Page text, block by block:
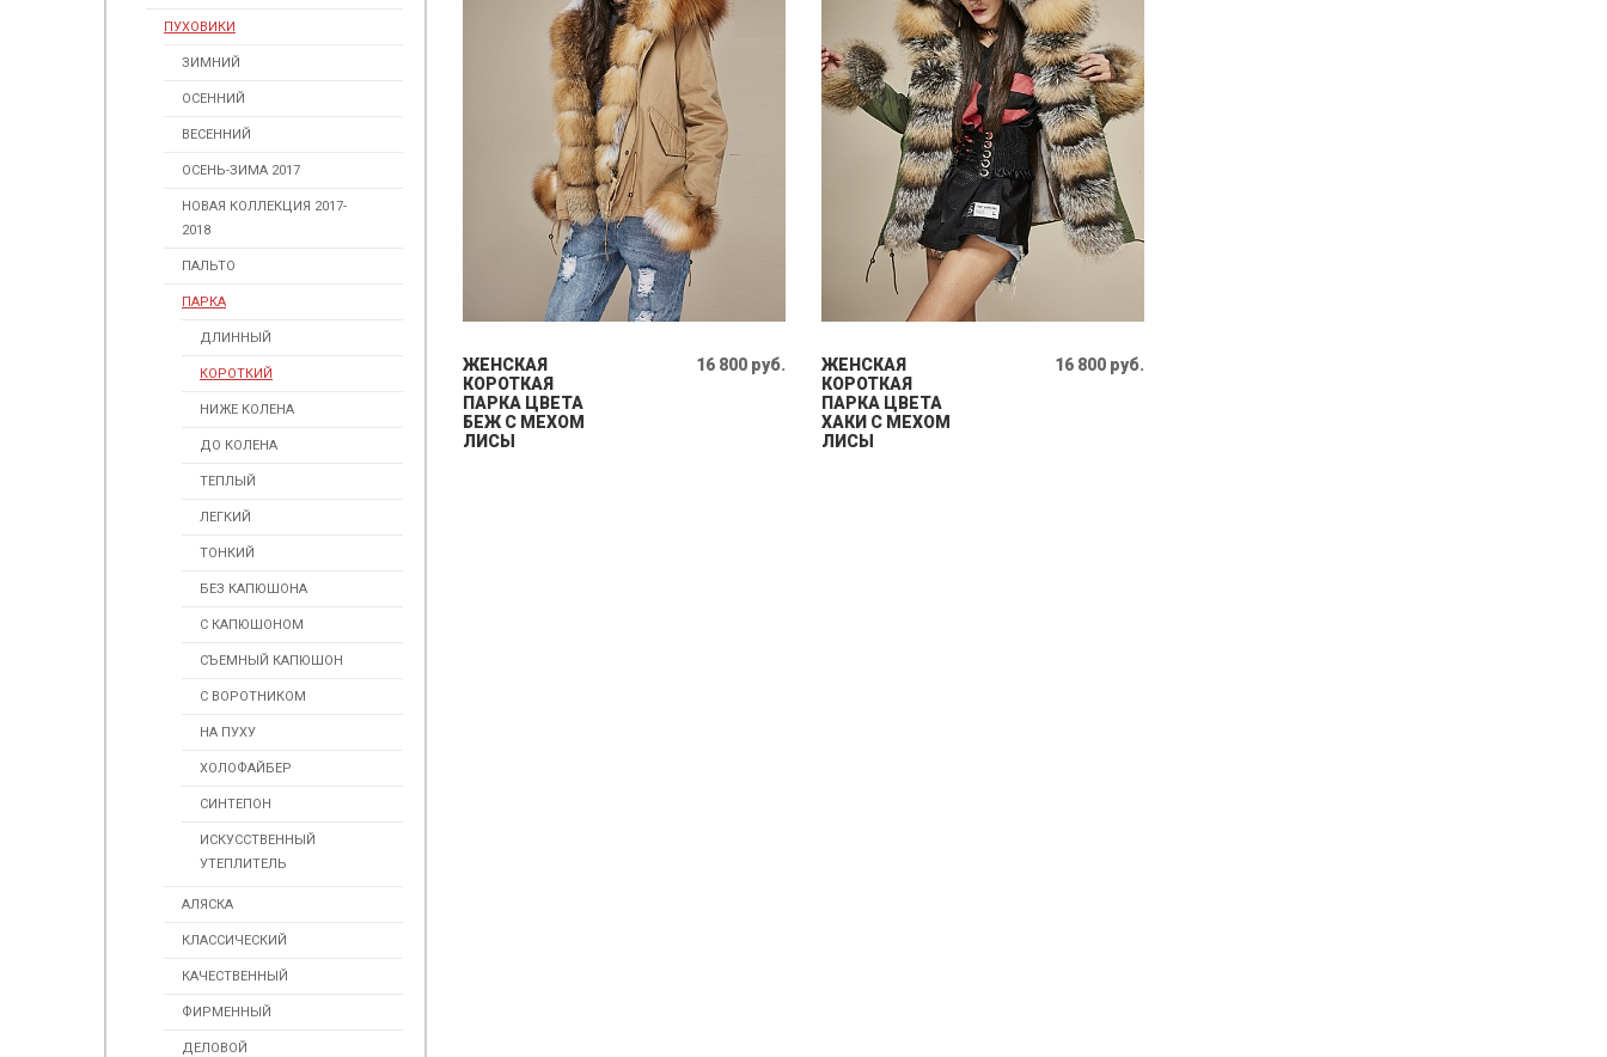
ПУХОВИКИ
ЗИМНИЙ
ОСЕННИЙ
ВЕСЕННИЙ
ОСЕНЬ-ЗИМА 2017
НОВАЯ КОЛЛЕКЦИЯ 2017-
2018
ПАЛЬТО
ПАРКА
ДЛИННЫЙ
КОРОТКИЙ
НИЖЕ КОЛЕНА
ДО КОЛЕНА
ТЕПЛЫЙ
ЛЕГКИЙ
ТОНКИЙ
БЕЗ КАПЮШОНА
С КАПЮШОНОМ
СЪЕМНЫЙ КАПЮШОН
С ВОРОТНИКОМ
НА ПУХУ
ХОЛОФАЙБЕР
СИНТЕПОН
ИСКУСCТВЕННЫЙ
УТЕПЛИТЕЛЬ
АЛЯСКА
КЛАССИЧЕСКИЙ
КАЧЕСТВЕННЫЙ
ФИРМЕННЫЙ
ДЕЛОВОЙ
ЖЕНСКАЯ
КОРОТКАЯ
ПАРКА ЦВЕТА
БЕЖ С МЕХОМ
ЛИСЫ
16 800 руб.
ЖЕНСКАЯ
КОРОТКАЯ
ПАРКА ЦВЕТА
ХАКИ С МЕХОМ
ЛИСЫ
16 800 руб.